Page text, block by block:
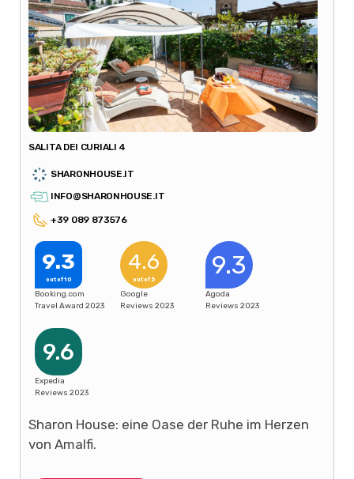
SALITA DEI CURIALI 4
SHARONHOUSE.IT
INFO@SHARONHOUSE.IT
+39 089 873576
9.3
out of 10
Booking.com
Travel Award 2023
4.6
out of 5
Google
Reviews 2023
9.3
Agoda
Reviews 2023
9.6
Expedia
Reviews 2023
Sharon House: eine Oase der Ruhe im Herzen
von Amalfi.